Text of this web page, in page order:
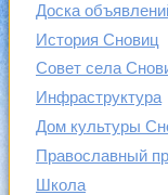
Доска
История Сновиц
Совет села
Инфраструктура
Дом культуры
Православный
Школа